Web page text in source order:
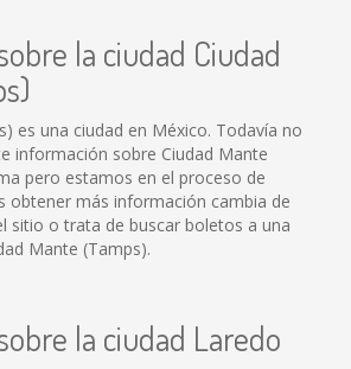
la ciudad Ciudad
es una ciudad en México. Todavía no
información sobre Ciudad Mante
pero estamos en el proceso de
obtener más información cambia de
sitio o trata de buscar boletos a una
Mante (Tamps).
la ciudad Laredo